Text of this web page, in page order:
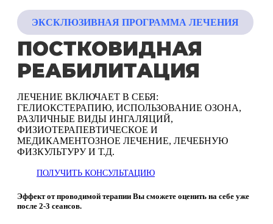
ЭКСКЛЮЗИВНАЯ ПРОГРАММА ЛЕЧЕНИЯ
ПОСТКОВИДНАЯ
РЕАБИЛИТАЦИЯ
ЛЕЧЕНИЕ ВКЛЮЧАЕТ В СЕБЯ:
ГЕЛИОКСТЕРАПИЮ, ИСПОЛЬЗОВАНИЕ ОЗОНА,
РАЗЛИЧНЫЕ ВИДЫ ИНГАЛЯЦИЙ,
ФИЗИОТЕРАПЕВТИЧЕСКОЕ И
МЕДИКАМЕНТОЗНОЕ ЛЕЧЕНИЕ, ЛЕЧЕБНУЮ
ФИЗКУЛЬТУРУ И Т.Д.
ПОЛУЧИТЬ КОНСУЛЬТАЦИЮ
Эффект от проводимой терапии Вы сможете оценить на себе уже
после 2-3 сеансов.